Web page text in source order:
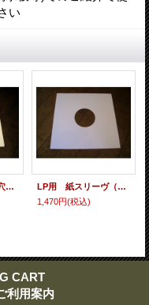
い
LP用 コート紙丸穴ジャケ 10枚セット
LP用 紙スリーヴ（レギュラー 四角の角） 10枚セット
1,470円(税込)
CART
利用案内